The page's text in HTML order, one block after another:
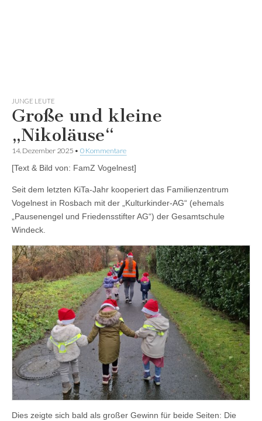
JUNGE LEUTE
Große und kleine
„Nikoläuse“
14. Dezember 2025 • 0 Kommentare
[Text & Bild von: FamZ Vogelnest]
Seit dem letzten KiTa-Jahr kooperiert das Familienzentrum
Vogelnest in Rosbach mit der „Kulturkinder-AG“ (ehemals
„Pausenengel und Friedensstifter AG“) der Gesamtschule
Windeck.
Dies zeigte sich bald als großer Gewinn für beide Seiten: Die